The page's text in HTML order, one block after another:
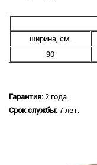
ширина, см.
90
Гарантия: 2 года.
Срок службы: 7 лет.